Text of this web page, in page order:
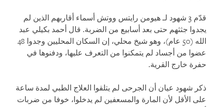
قدّم 3 شهود لـ هيومن رايتس ووتش أسماء أقاربهم الذين لم
يجدوا جثثهم حتى بعد أسابيع من الضربة. قال أحمد بكيلي عبد
الله (50 عام)، وهو شيخ محلي، إن السكان المحليين وجدوا 48
عضوا من أجساد لم يتمكنوا من التعرف عليها، ودفنوها في
حفرة خارج القرية.
ذكر شهود عيان أن الجرحى لم يتلقوا العلاج الطبي لمدة ساعة
على الأقل لأن المارة والمسعفين لم يدخلوا، خوفا من ضربات